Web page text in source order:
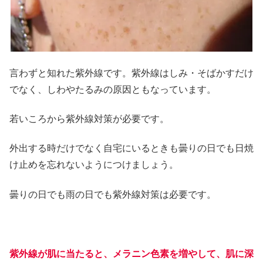
言わずと知れた紫外線です。紫外線はしみ・そばかすだけ
でなく、しわやたるみの原因ともなっています。
若いころから紫外線対策が必要です。
外出する時だけでなく自宅にいるときも曇りの日でも日焼
け止めを忘れないようにつけましょう。
曇りの日でも雨の日でも紫外線対策は必要です。
紫外線が肌に当たると、メラニン色素を増やして、肌に深